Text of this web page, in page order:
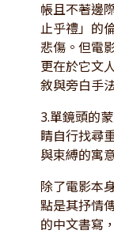
帳且不著邊
止乎禮」的
悲傷。但電
更在於它文
敘與旁白手
3.單鏡頭的
睛自行找尋
與束縛的寓
除了電影本
點是其抒情
的中文書寫